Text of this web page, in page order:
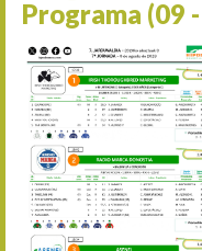
12/
19/
25/
02/
Programa (09